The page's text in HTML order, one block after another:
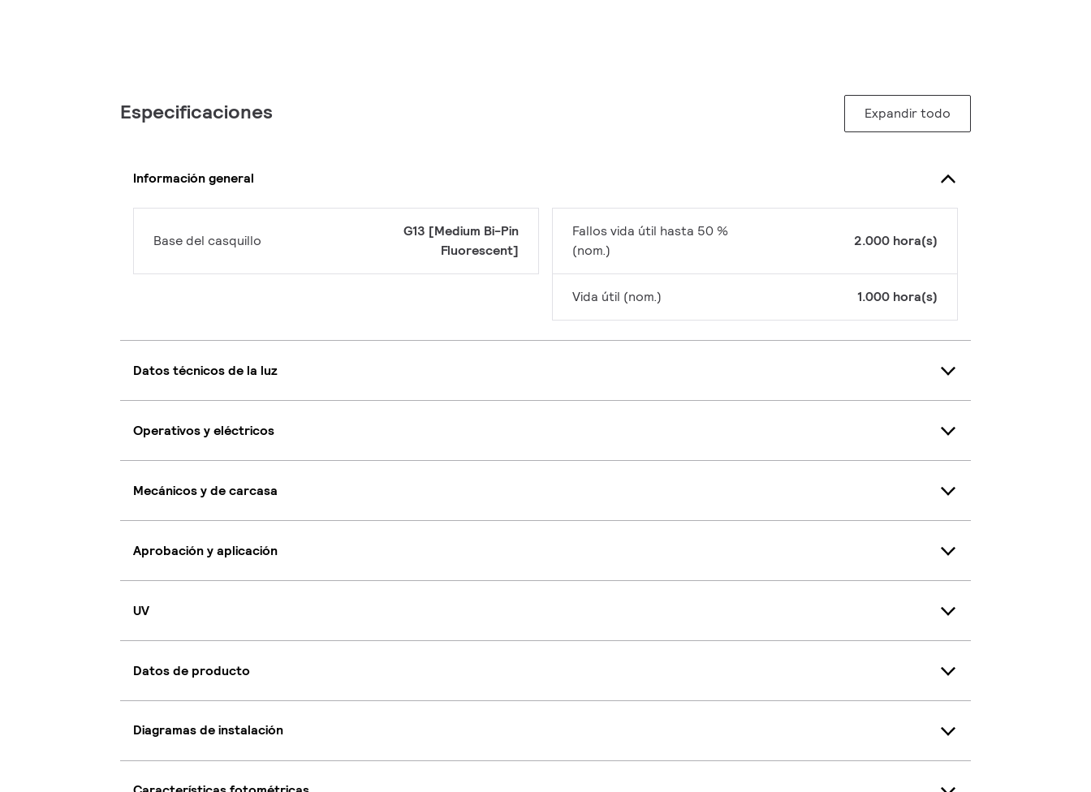
Especificaciones Expandir todo
Información general
Base del casquillo
G13 [Medium Bi-Pin
Fluorescent]
Fallos vida útil hasta 50 %
(nom.)
2.000 hora(s)
Vida útil (nom.) 1.000 hora(s)
Datos técnicos de la luz
Operativos y eléctricos
Mecánicos y de carcasa
Aprobación y aplicación
UV
Datos de producto
Diagramas de instalación